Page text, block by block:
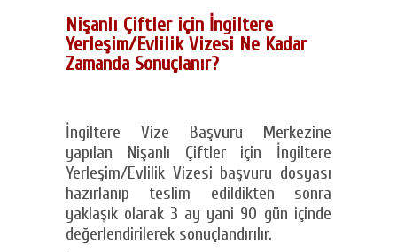
Nişanlı Çiftler için İngiltere
Yerleşim/Evlilik Vizesi Ne Kadar
Zamanda Sonuçlanır?
İngiltere Vize Başvuru Merkezine
yapılan Nişanlı Çiftler için İngiltere
Yerleşim/Evlilik Vizesi başvuru dosyası
hazırlanıp teslim edildikten sonra
yaklaşık olarak 3 ay yani 90 gün içinde
değerlendirilerek sonuçlandırılır.